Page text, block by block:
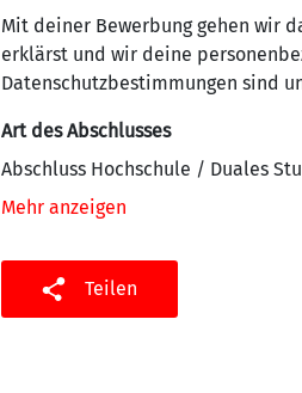
Mit deiner Bewerbung gehen wir
erklärst und wir deine
Datenschutzbestimmungen sind
Art des Abschlusses
Abschluss Hochschule / Duales
Mehr anzeigen
Teilen